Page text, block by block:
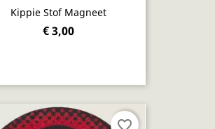
Kippie Stof Magneet
€ 3,00
favorite_border